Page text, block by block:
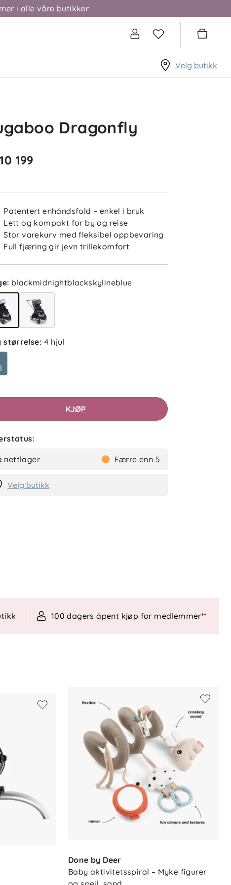
i alle våre butikker
Velg butikk
Dragonfly
199
Patentert enhåndsfold – enkel i bruk
Lett og kompakt for by og reise
Stor varekurv med fleksibel oppbevaring
Full fjæring gir jevn trillekomfort
: blackmidnightblackskylineblue
størrelse: 4 hjul
KJØP
nettlager Færre enn 5
Velg butikk
100 dagers åpent kjøp for medlemmer**
Done by Deer
Baby aktivitetsspiral – Myke figurer